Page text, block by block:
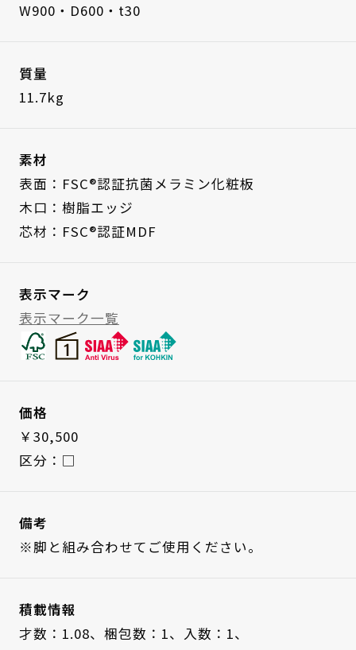
W900・D600・t30
質量
11.7kg
素材
表面：FSC®認証抗菌メラミン化粧板
木口：樹脂エッジ
芯材：FSC®認証MDF
表示マーク
表示マーク一覧
価格
￥30,500
区分：□
備考
※脚と組み合わせてご使用ください。
積載情報
才数：1.08、 梱包数：1、
入数：1、